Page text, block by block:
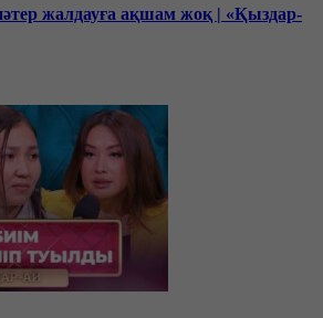
жалдауға ақшам жоқ | «Қыздар-